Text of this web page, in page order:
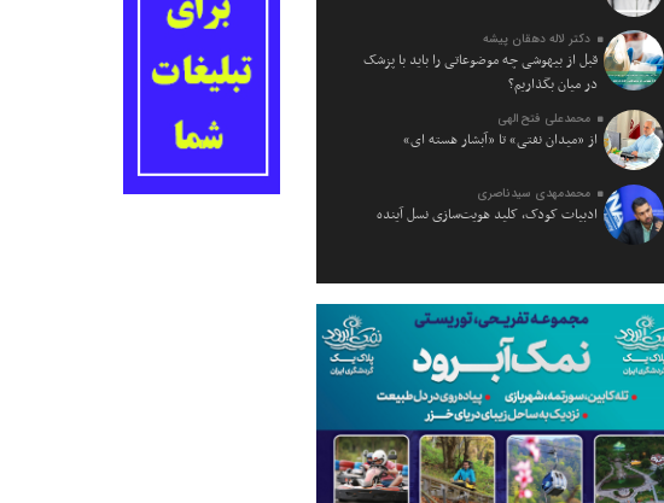
دکتر لاله دهقان پیشه
قبل از بیهوشی چه موضوعاتی را باید با پزشک
در میان بگذاریم؟
محمدعلی فتح الهی
از «میدان نفتی» تا «آبشار هسته ای»
محمدمهدی سیدناصری
ادبیات کودک، کلید هویت‌سازی نسل آینده